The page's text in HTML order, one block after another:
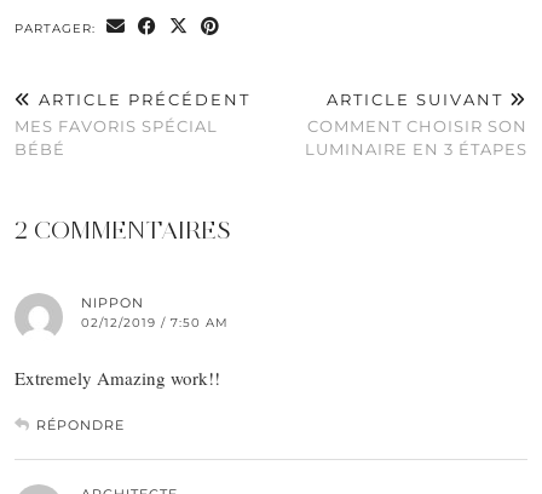
PARTAGER:
ARTICLE PRÉCÉDENT
MES FAVORIS SPÉCIAL
BÉBÉ
ARTICLE SUIVANT
COMMENT CHOISIR SON
LUMINAIRE EN 3 ÉTAPES
2 COMMENTAIRES
NIPPON
02/12/2019 / 7:50 AM
Extremely Amazing work!!
RÉPONDRE